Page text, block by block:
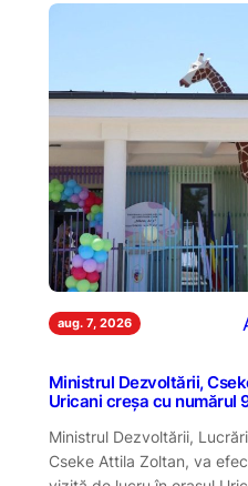
aug. 7, 2026
Ministrul Dezvoltării,
Uricani creșa cu numărul
Ministrul Dezvoltării,
Cseke Attila Zoltan, va